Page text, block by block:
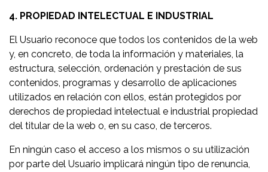
4. PROPIEDAD INTELECTUAL E INDUSTRIAL
El Usuario reconoce que todos los contenidos de la web
y, en concreto, de toda la información y materiales, la
estructura, selección, ordenación y prestación de sus
contenidos, programas y desarrollo de aplicaciones
utilizados en relación con ellos, están protegidos por
derechos de propiedad intelectual e industrial propiedad
del titular de la web o, en su caso, de terceros.
En ningún caso el acceso a los mismos o su utilización
por parte del Usuario implicará ningún tipo de renuncia,